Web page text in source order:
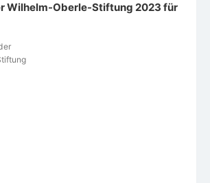
Wilhelm-Oberle-Stiftung 2023 für